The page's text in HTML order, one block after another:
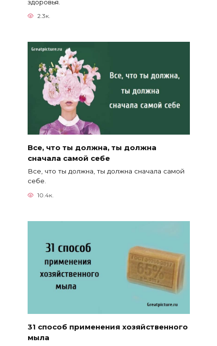
здоровья.
2.3к.
Все, что ты должна, ты должна
сначала самой себе
Все, что ты должна, ты должна сначала самой
себе.
10.4к.
31 способ применения хозяйственного
мыла